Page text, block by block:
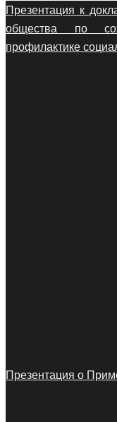
Презентация к
общества по
профилактике
Презентация о